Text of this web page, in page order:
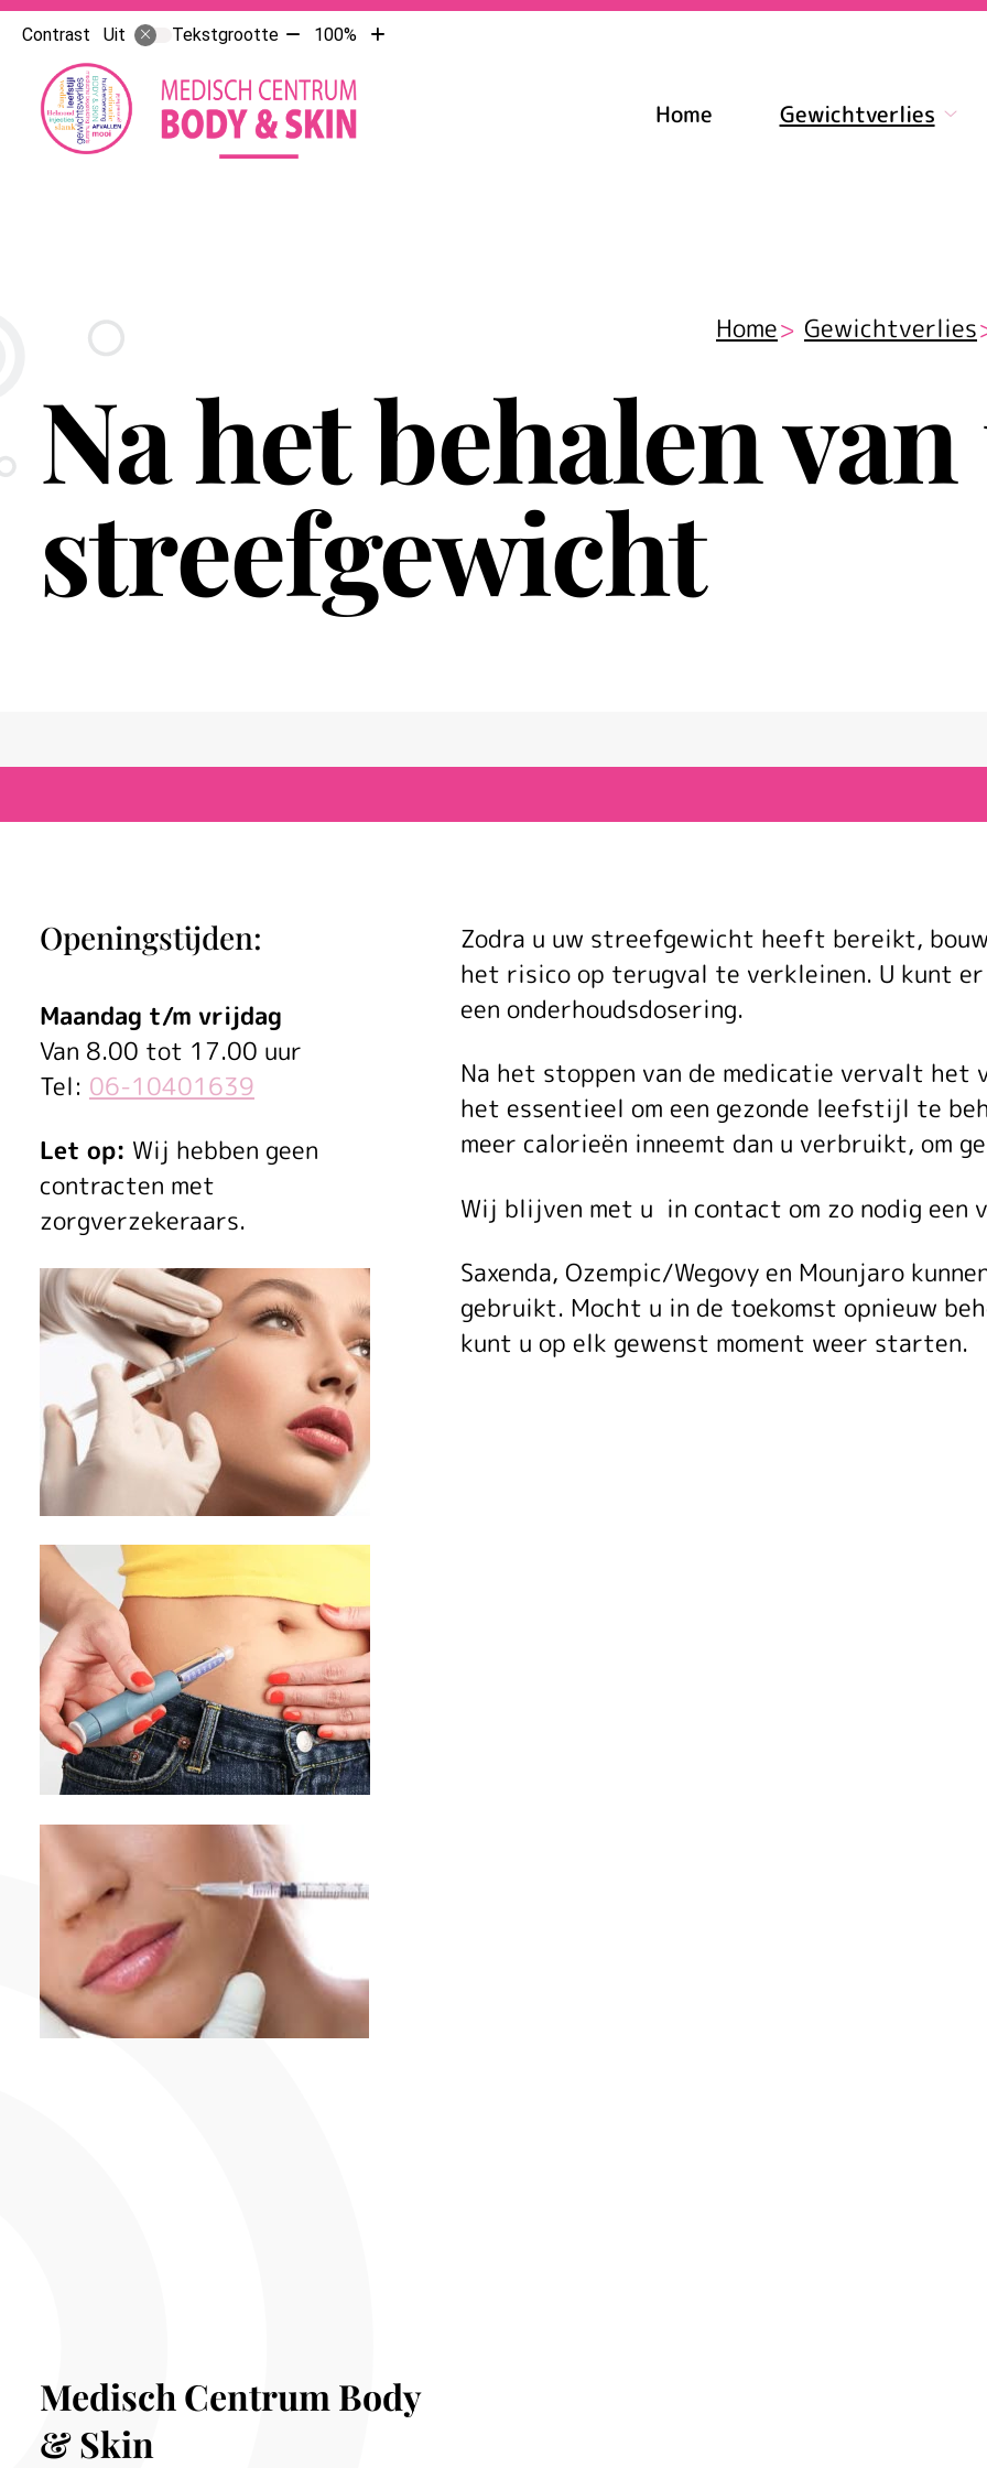
Contrast Uit Tekstgrootte Tekst
met
10%
100%
Tekst
Home Gewichtverlies
Home Gewichtverlies
Na het behalen
streefgewicht
Na
het
behalen
van
Zodra u uw streefgewicht heeft bereikt,
het risico op terugval te verkleinen. U kunt
een onderhoudsdosering.
Na het stoppen van de medicatie vervalt het
het essentieel om een gezonde leefstijl te
meer calorieën inneemt dan u verbruikt, om
Wij blijven met u in contact om zo nodig
Saxenda, Ozempic/Wegovy en Mounjaro
gebruikt. Mocht u in de toekomst opnieuw
kunt u op elk gewenst moment weer starten.
Openingstijden:
Maandag t/m vrijdag
Van 8.00 tot 17.00 uur
Tel: 06-10401639
Let op: Wij hebben geen
contracten met
zorgverzekeraars.
Medisch Centrum Body
& Skin